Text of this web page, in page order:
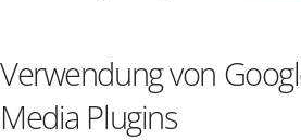
Verwendung von
Media Plugins